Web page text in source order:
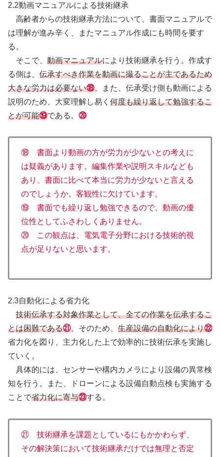
2.2動画マニュアルによる技術継承
高齢者からの技術継承方法について、書面マニュアルで
は理解が進み辛く、またマニュアル作成にも時間を要す
る。
そこで、 動画マニュアルにより技術継承を行う。作成す
る側は、 伝承すべき作業を動画に撮ることが主であるため
大きな労力は必要ない⑱。また、伝承受け側も動画による
説明のため、大変理解し易く 何度も繰り返して勉強するこ
とが可能⑲である。 ⑳
⑱ 書面より動画の方が労力が少ないとの考えに
は疑義があります。編集作業や説明スキルなども
あり、書面に比べて本当に労力が少ないと言える
のでしょうか。客観性に欠けています。
⑲ 書面でも繰り返し勉強できるので、動画の優
位性としてふさわしくありません。
⑳ この観点は、電気電子分野における技術的視
点が足りないと思います。
2.3自動化による省力化
技術伝承する対象作業として、全ての作業を伝承するこ
とは困難である㉑。そのため、 生産設備の自動化により㉒
省力化を図り、主力化した上で効率的に技術伝承を実施し
ていく。
具体的には、センサーや構内カメラにより設備の異常検
知を行う。また、ドローンによる設備自動点検も実施する
ことで省力化に寄与㉓する。
㉑ 技術継承を課題としているにもかかわらず、
その解決策において技術継承だけでは無理と否定